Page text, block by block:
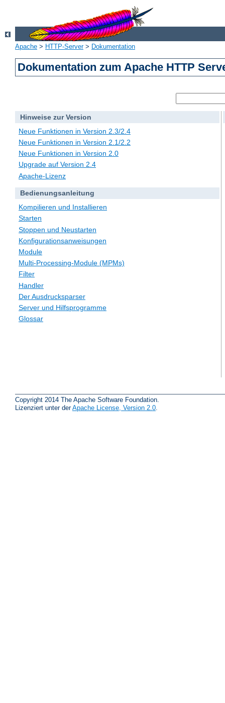
Apache > HTTP-Server> Dokumentation
Dokumentation zum Apache HTTP
Hinweise zur Version
Neue Funktionen in Version 2.3/2.4
Neue Funktionen in Version 2.1/2.2
Neue Funktionen in Version 2.0
Upgrade auf Version 2.4
Apache-Lizenz
Bedienungsanleitung
Kompilieren und Installieren
Starten
Stoppen und Neustarten
Konfigurationsanweisungen
Module
Multi-Processing-Module (MPMs)
Filter
Handler
Der Ausdrucksparser
Server und Hilfsprogramme
Glossar
Copyright 2014 The Apache Software Foundation.
Lizenziert unter derApache License, Version 2.0